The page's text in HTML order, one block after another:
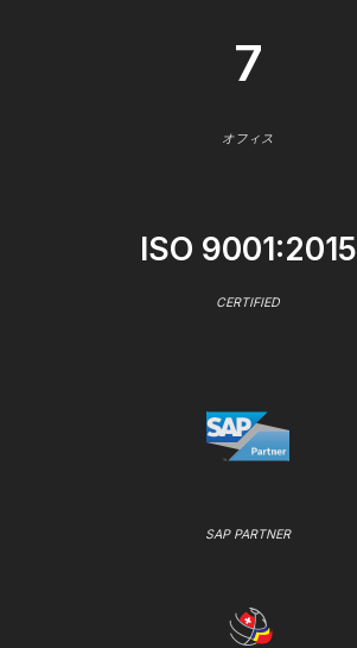
7
オフィス
ISO 9001:2015
CERTIFIED
SAP PARTNER